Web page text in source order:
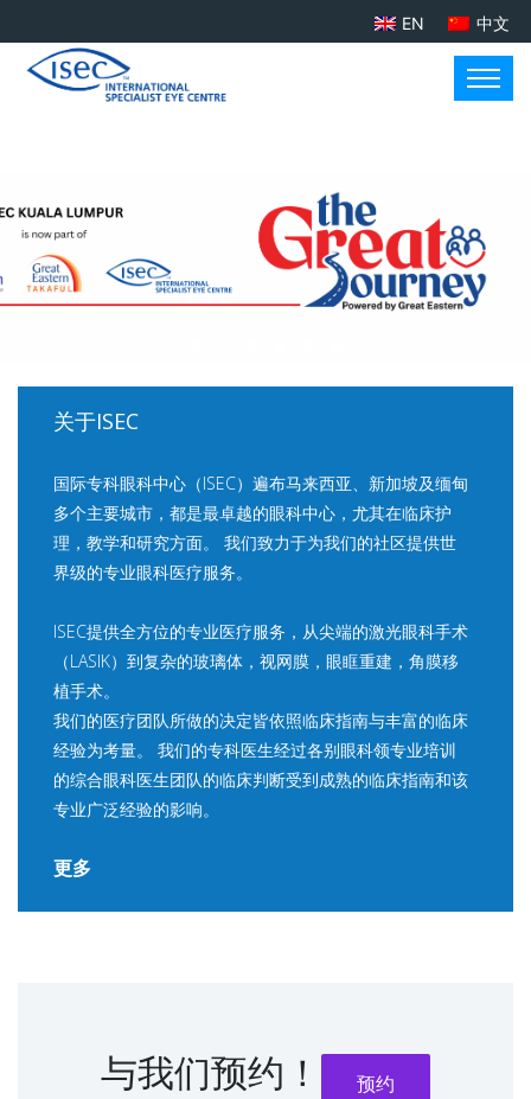
EN 中文
关于ISEC
国际专科眼科中心（ISEC）遍布马来西亚、新加坡及缅甸
多个主要城市，都是最卓越的眼科中心，尤其在临床护
理，教学和研究方面。 我们致力于为我们的社区提供世
界级的专业眼科医疗服务。
ISEC提供全方位的专业医疗服务，从尖端的激光眼科手术
（LASIK）到复杂的玻璃体，视网膜，眼眶重建，角膜移
植手术。
我们的医疗团队所做的决定皆依照临床指南与丰富的临床
经验为考量。 我们的专科医生经过各别眼科领专业培训
的综合眼科医生团队的临床判断受到成熟的临床指南和该
专业广泛经验的影响。
更多
与我们预约！ 预约